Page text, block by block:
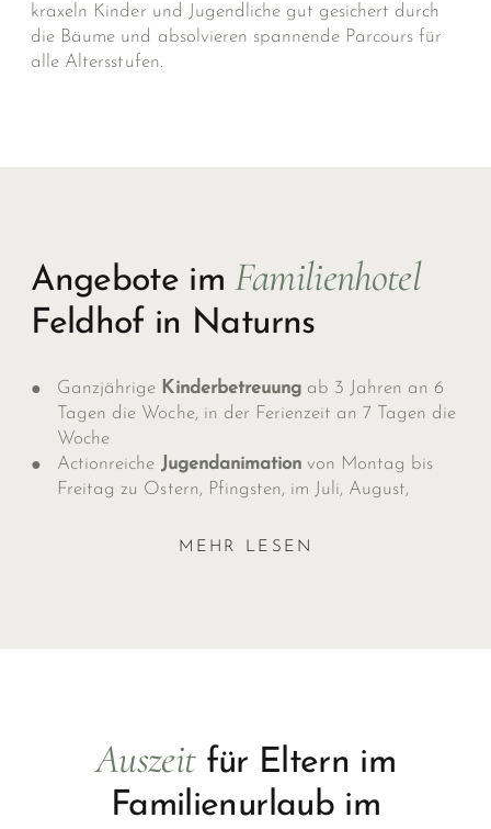
kraxeln Kinder und Jugendliche gut gesichert durch
die Bäume und absolvieren spannende Parcours für
alle Altersstufen.
Angebote imFamilienhotel
Feldhof in Naturns
Ganzjährige Kinderbetreuung ab 3 Jahren an 6
Tagen die Woche, in der Ferienzeit an 7 Tagen die
Woche
Actionreiche Jugendanimation von Montag bis
Freitag zu Ostern, Pfingsten, im Juli, August,
Kinder-Abendessen mit den
MEHR LESEN
Auszeitfür Eltern im
Familienurlaub im